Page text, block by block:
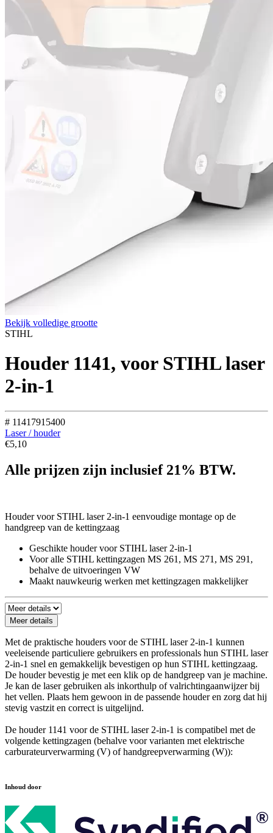
Bekijk volledige grootte
STIHL
Houder 1141, voor STIHL laser
2-in-1
# 11417915400
Laser / houder
€5,10
Alle prijzen zijn inclusief 21% BTW.
Houder voor STIHL laser 2-in-1 eenvoudige montage op de
handgreep van de kettingzaag
Geschikte houder voor STIHL laser 2-in-1
Voor alle STIHL kettingzagen MS 261, MS 271, MS 291,
behalve de uitvoeringen VW
Maakt nauwkeurig werken met kettingzagen makkelijker
Meer details
Met de praktische houders voor de STIHL laser 2-in-1 kunnen
veeleisende particuliere gebruikers en professionals hun STIHL laser
2-in-1 snel en gemakkelijk bevestigen op hun STIHL kettingzaag.
De houder bevestig je met een klik op de handgreep van je machine.
Je kan de laser gebruiken als inkorthulp of valrichtingaanwijzer bij
het vellen. Plaats hem gewoon in de passende houder en zorg dat hij
stevig vastzit en correct is uitgelijnd.
De houder 1141 voor de STIHL laser 2-in-1 is compatibel met de
volgende kettingzagen (behalve voor varianten met elektrische
carburateurverwarming (V) of handgreepverwarming (W)):
Inhoud door